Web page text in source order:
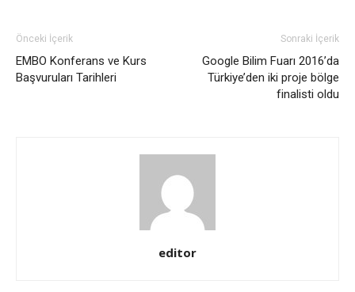
Önceki İçerik
EMBO Konferans ve Kurs
Başvuruları Tarihleri
Sonraki İçerik
Google Bilim Fuarı 2016’da
Türkiye’den iki proje bölge
finalisti oldu
editor